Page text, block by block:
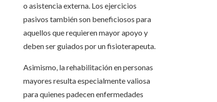
o asistencia externa. Los ejercicios
pasivos también son beneficiosos para
aquellos que requieren mayor apoyo y
deben ser guiados por un fisioterapeuta.
Asimismo, la rehabilitación en personas
mayores resulta especialmente valiosa
para quienes padecen enfermedades